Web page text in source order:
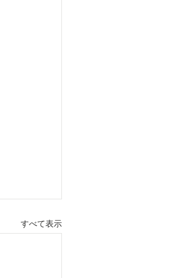
すべて表示